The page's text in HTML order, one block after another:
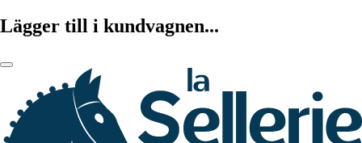
Lägger till i kundvagnen...